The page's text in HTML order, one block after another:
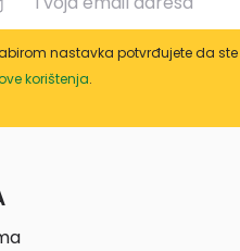
nastavka potvrđujete da
korištenja.